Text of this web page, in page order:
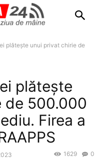
plătește unui privat chirie de
plătește
de 500.000
Firea a
0
1629